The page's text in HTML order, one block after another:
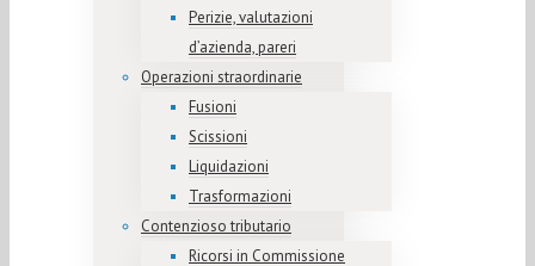
Perizie, valutazioni
d’azienda, pareri
Operazioni straordinarie
Fusioni
Scissioni
Liquidazioni
Trasformazioni
Contenzioso tributario
Ricorsi in Commissione